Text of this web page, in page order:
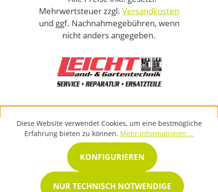
Mehrwertsteuer zzgl. Versandkosten
und ggf. Nachnahmegebühren, wenn
nicht anders angegeben.
Diese Website verwendet Cookies, um eine bestmögliche
Erfahrung bieten zu können. Mehr Informationen ...
NUR TECHNISCH NOTWENDIGE
KONFIGURIEREN